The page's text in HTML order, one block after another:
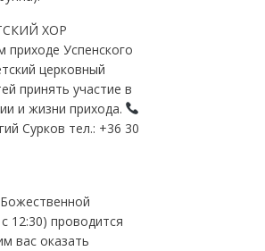
ХОР
Успенского
церковный
принять участие в
и жизни прихода.
Сурков тел.: +36 30
12:30) проводится
вас оказать